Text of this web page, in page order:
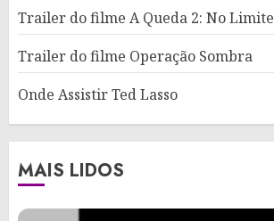
Trailer do filme A Queda 2: No Limite
Trailer do filme Operação Sombra
Onde Assistir Ted Lasso
MAIS LIDOS